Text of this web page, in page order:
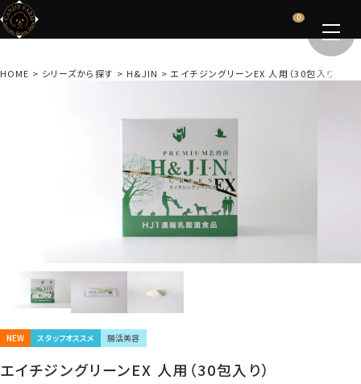
0
HOME シリーズから探す H&JIN エイチジングリーンEX 人用（30包入り）
NEW スタッフオススメ 腸活美容
エイチジングリーンEX 人用（30包入り）